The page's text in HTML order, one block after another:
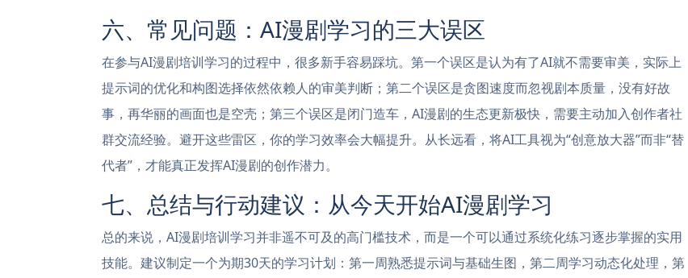
六、常见问题：AI漫剧学习的三大误区
在参与AI漫剧培训学习的过程中，很多新手容易踩坑。第一个误区是认为有了AI就不需要审美，实际上
提示词的优化和构图选择依然依赖人的审美判断；第二个误区是贪图速度而忽视剧本质量，没有好故
事，再华丽的画面也是空壳；第三个误区是闭门造车，AI漫剧的生态更新极快，需要主动加入创作者社
群交流经验。避开这些雷区，你的学习效率会大幅提升。从长远看，将AI工具视为“创意放大器”而非“替
代者”，才能真正发挥AI漫剧的创作潜力。
七、总结与行动建议：从今天开始AI漫剧学习
总的来说，AI漫剧培训学习并非遥不可及的高门槛技术，而是一个可以通过系统化练习逐步掌握的实用
技能。建议制定一个为期30天的学习计划：第一周熟悉提示词与基础生图，第二周学习动态化处理，第